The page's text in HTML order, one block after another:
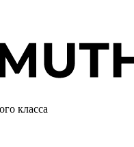
класса